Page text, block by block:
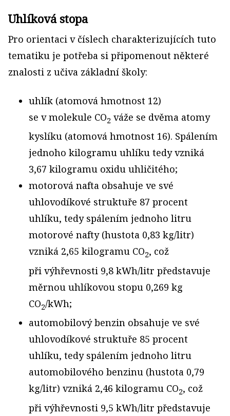
Uhlíková stopa
Pro orientaci v číslech charakterizujících tuto
tematiku je potřeba si připomenout některé
znalosti z učiva základní školy:
uhlík (atomová hmotnost 12)
se v molekule CO2 váže se dvěma atomy
kyslíku (atomová hmotnost 16). Spálením
jednoho kilogramu uhlíku tedy vzniká
3,67 kilogramu oxidu uhličitého;
motorová nafta obsahuje ve své
uhlovodíkové struktuře 87 procent
uhlíku, tedy spálením jednoho litru
motorové nafty (hustota 0,83 kg/litr)
vzniká 2,65 kilogramu CO2, což
při výhřevnosti 9,8 kWh/litr představuje
měrnou uhlíkovou stopu 0,269 kg
CO2/kWh;
automobilový benzin obsahuje ve své
uhlovodíkové struktuře 85 procent
uhlíku, tedy spálením jednoho litru
automobilového benzinu (hustota 0,79
kg/litr) vzniká 2,46 kilogramu CO2, což
při výhřevnosti 9,5 kWh/litr představuje